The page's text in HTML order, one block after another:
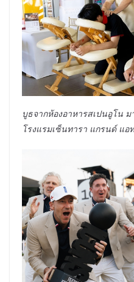
บูธจากห้องอาหารสเปนอูโน
โรงแรมเซ็นทารา แกรนด์ แอ